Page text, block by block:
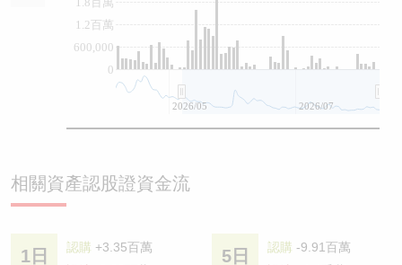
0
600,000
1.2百萬
2026/05 2026/07
相關資產認股證資金流
1日 認購 +3.35百萬
5日 認購 -9.91百萬